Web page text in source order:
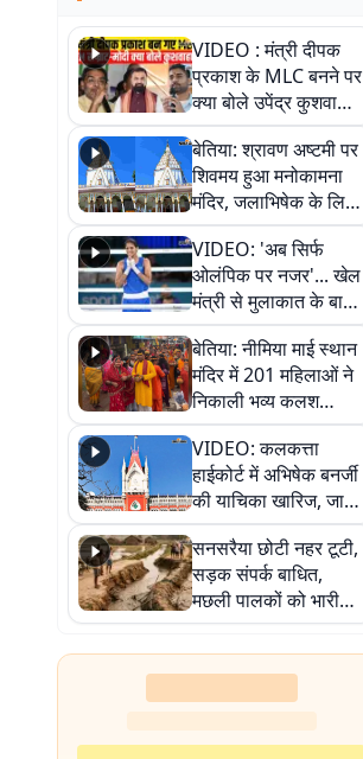
VIDEO : मंत्री दीपक
प्रकाश के MLC बनने पर
क्या बोले उपेंद्र कुशवाहा,
सुनिए
बेतिया: श्रावण अष्टमी पर
शिवमय हुआ मनोकामना
मंदिर, जलाभिषेक के लिए
लगी लंबी कतारें
VIDEO: 'अब सिर्फ
ओलंपिक पर नजर'... खेल
मंत्री से मुलाकात के बाद
जैसमीन लंबोरिया का बड़ा
बयान
बेतिया: नीमिया माई स्थान
मंदिर में 201 महिलाओं ने
निकाली भव्य कलश
शोभायात्रा, शिवलिंग
प्राण-प्रतिष्ठा महोत्सव
शुरू
VIDEO: कलकत्ता
हाईकोर्ट में अभिषेक बनर्जी
की याचिका खारिज, जानें
क्या है पूरा मामला
सनसरैया छोटी नहर टूटी,
सड़क संपर्क बाधित,
मछली पालकों को भारी
नुकसान